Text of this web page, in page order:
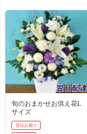
旬のおまかせお供え花L
サイズ
翌日お届け